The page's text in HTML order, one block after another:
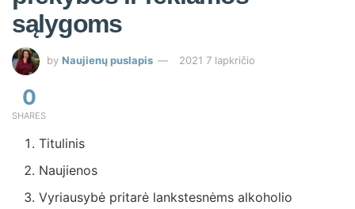
sąlygoms
by Naujienų puslapis 2021 7 lapkričio
0
SHARES
Titulinis
Naujienos
Vyriausybė pritarė lankstesnėms alkoholio